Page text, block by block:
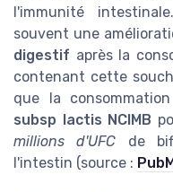
l'immunité
souvent une
digestif après la
contenant cette
que la
subsp lactis NCIMB
millions d'UFC de
l'intestin (source :